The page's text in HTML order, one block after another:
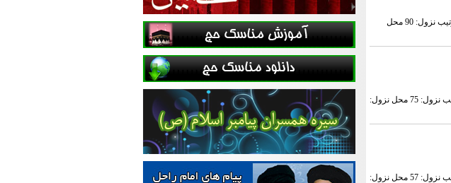
نام سوره: احزاب تعداد آیات: 73 تعداد کلمات: 1307 تعداد حروف: 5787 ترتیب نزول: 90 محل
نام سوره: سجده تعداد آیات: 30 تعداد کلمات: 375 تعداد حروف: 1564 ترتیب نزول: 75 محل نزول:
نام سوره: لقمان تعداد آیات: 34 تعداد کلمات: 550 تعداد حروف: 2171 ترتیب نزول: 57 محل نزول: